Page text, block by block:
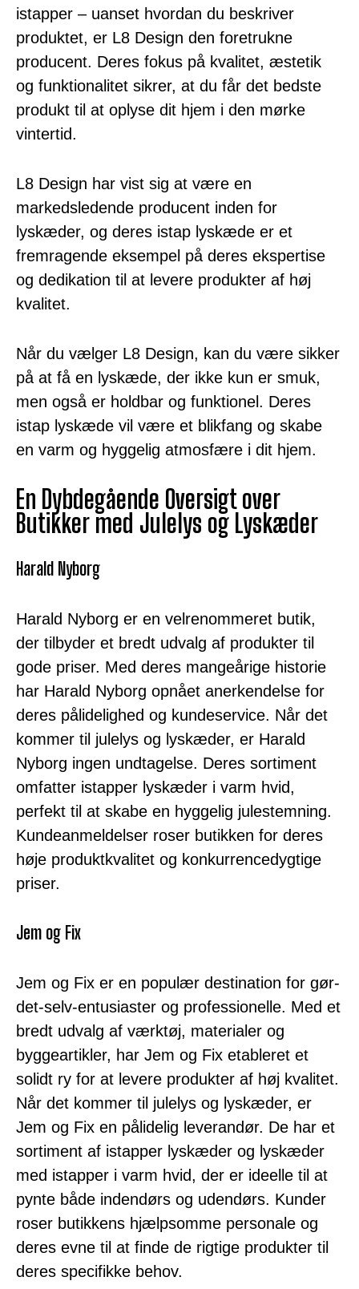
istapper – uanset hvordan du beskriver
produktet, er L8 Design den foretrukne
producent. Deres fokus på kvalitet, æstetik
og funktionalitet sikrer, at du får det bedste
produkt til at oplyse dit hjem i den mørke
vintertid.
L8 Design har vist sig at være en
markedsledende producent inden for
lyskæder, og deres istap lyskæde er et
fremragende eksempel på deres ekspertise
og dedikation til at levere produkter af høj
kvalitet.
Når du vælger L8 Design, kan du være sikker
på at få en lyskæde, der ikke kun er smuk,
men også er holdbar og funktionel. Deres
istap lyskæde vil være et blikfang og skabe
en varm og hyggelig atmosfære i dit hjem.
En Dybdegående Oversigt over
Butikker med Julelys og Lyskæder
Harald Nyborg
Harald Nyborg er en velrenommeret butik,
der tilbyder et bredt udvalg af produkter til
gode priser. Med deres mangeårige historie
har Harald Nyborg opnået anerkendelse for
deres pålidelighed og kundeservice. Når det
kommer til julelys og lyskæder, er Harald
Nyborg ingen undtagelse. Deres sortiment
omfatter istapper lyskæder i varm hvid,
perfekt til at skabe en hyggelig julestemning.
Kundeanmeldelser roser butikken for deres
høje produktkvalitet og konkurrencedygtige
priser.
Jem og Fix
Jem og Fix er en populær destination for gør-
det-selv-entusiaster og professionelle. Med et
bredt udvalg af værktøj, materialer og
byggeartikler, har Jem og Fix etableret et
solidt ry for at levere produkter af høj kvalitet.
Når det kommer til julelys og lyskæder, er
Jem og Fix en pålidelig leverandør. De har et
sortiment af istapper lyskæder og lyskæder
med istapper i varm hvid, der er ideelle til at
pynte både indendørs og udendørs. Kunder
roser butikkens hjælpsomme personale og
deres evne til at finde de rigtige produkter til
deres specifikke behov.